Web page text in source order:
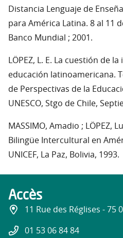
Distancia Lenguaje de
para América Latina. 8 al 11
Banco Mundial ; 2001.
LÖPEZ, L. E. La cuestión de
educación latinoamericana.
de Perspectivas de la
UNESCO, Stgo de Chile,
MASSIMO, Amadio ; LÖPEZ,
Bilingüe Intercultural en
UNICEF, La Paz, Bolivia, 1993.
Accès
11 Rue des Réglises - 75
01 53 06 84 84